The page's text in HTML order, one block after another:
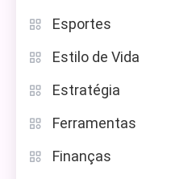
Esportes
Estilo de Vida
Estratégia
Ferramentas
Finanças